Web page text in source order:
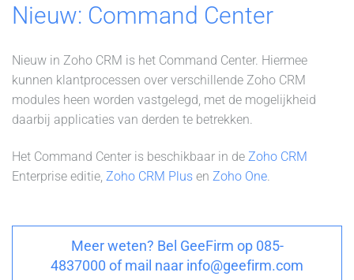
Nieuw: Command Center
Nieuw in Zoho CRM is het Command Center. Hiermee
kunnen klantprocessen over verschillende Zoho CRM
modules heen worden vastgelegd, met de mogelijkheid
daarbij applicaties van derden te betrekken.
Het Command Center is beschikbaar in de Zoho CRM
Enterprise editie, Zoho CRM Plus en Zoho One.
Meer weten? Bel GeeFirm op 085-
4837000 of mail naar info@geefirm.com